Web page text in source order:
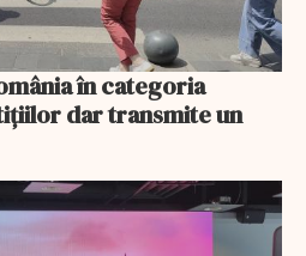
în categoria
dar transmite un